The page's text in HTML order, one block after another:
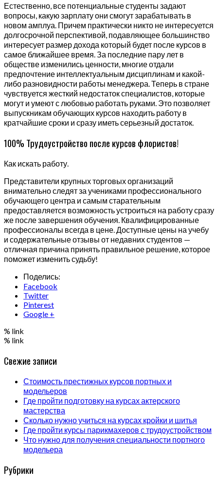
Естественно, все потенциальные студенты задают
вопросы, какую зарплату они смогут зарабатывать в
новом амплуа. Причем практически никто не интересуется
долгосрочной перспективой, подавляющее большинство
интересует размер дохода который будет после курсов в
самое ближайшее время. За последние пару лет в
обществе изменились ценности, многие отдали
предпочтение интеллектуальным дисциплинам и какой-
либо разновидности работы менеджера. Теперь в стране
чувствуется жесткий недостаток специалистов, которые
могут и умеют с любовью работать руками. Это позволяет
выпускникам обучающих курсов находить работу в
кратчайшие сроки и сразу иметь серьезный достаток.
100% Трудоустройство после курсов флористов!
Как искать работу.
Представители крупных торговых организаций
внимательно следят за учениками профессионального
обучающего центра и самым старательным
предоставляется возможность устроиться на работу сразу
же после завершения обучения. Квалифицированные
профессионалы всегда в цене. Доступные цены на учебу
и содержательные отзывы от недавних студентов —
отличная причина принять правильное решение, которое
поможет изменить судьбу!
Поделись:
Facebook
Twitter
Pinterest
Google +
% link
% link
Свежие записи
Стоимость престижных курсов портных и
модельеров
Где пройти подготовку на курсах актерского
мастерства
Сколько нужно учиться на курсах кройки и шитья
Где пройти курсы парикмахеров с трудоустройством
Что нужно для получения специальности портного
модельера
Рубрики